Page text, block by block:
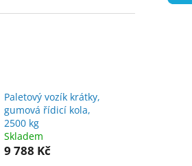
Paletový vozík krátky,
gumová řídicí kola,
2500 kg
Skladem
9 788 Kč